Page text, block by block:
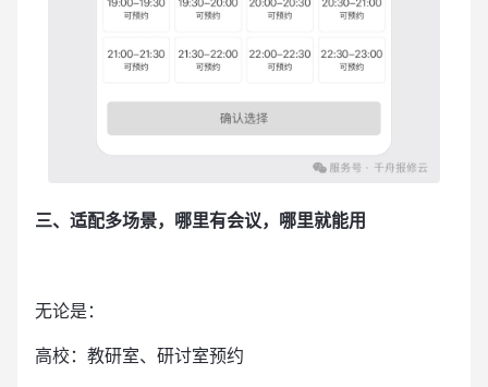
三、适配多场景，哪里有会议，哪里就能用
无论是：
高校：教研室、研讨室预约